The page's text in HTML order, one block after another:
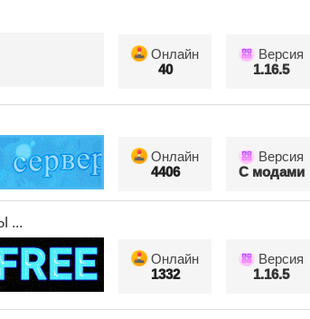
Онлайн
40
Версия
1.16.5
Онлайн
4406
Версия
С модами
...
Онлайн
1332
Версия
1.16.5